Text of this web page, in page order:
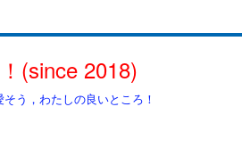
2018)
いところ！